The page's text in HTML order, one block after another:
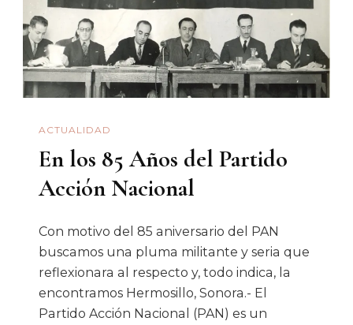
ACTUALIDAD
En los 85 Años del Partido
Acción Nacional
Con motivo del 85 aniversario del PAN
buscamos una pluma militante y seria que
reflexionara al respecto y, todo indica, la
encontramos Hermosillo, Sonora.- El
Partido Acción Nacional (PAN) es un